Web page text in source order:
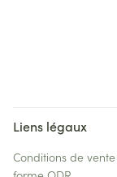
Liens légaux
Conditions de vente